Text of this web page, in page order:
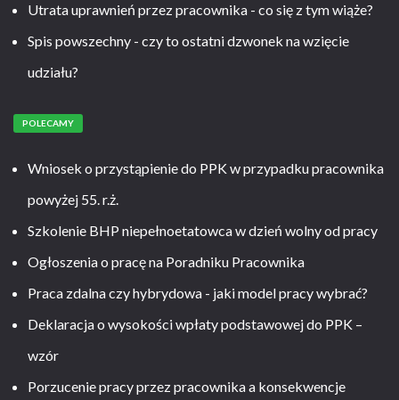
Utrata uprawnień przez pracownika - co się z tym wiąże?
Spis powszechny - czy to ostatni dzwonek na wzięcie
udziału?
POLECAMY
Wniosek o przystąpienie do PPK w przypadku pracownika
powyżej 55. r.ż.
Szkolenie BHP niepełnoetatowca w dzień wolny od pracy
Ogłoszenia o pracę na Poradniku Pracownika
Praca zdalna czy hybrydowa - jaki model pracy wybrać?
Deklaracja o wysokości wpłaty podstawowej do PPK –
wzór
Porzucenie pracy przez pracownika a konsekwencje